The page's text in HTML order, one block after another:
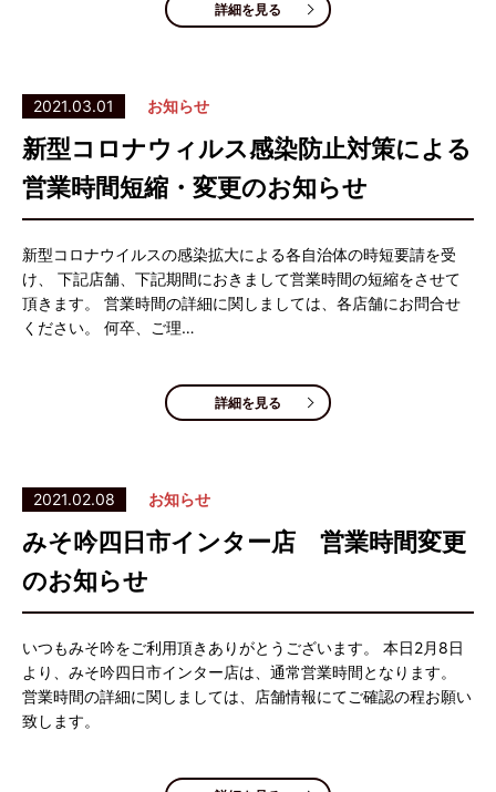
詳細を見る
2021.03.01 お知らせ
新型コロナウィルス感染防止対策による
営業時間短縮・変更のお知らせ
新型コロナウイルスの感染拡大による各自治体の時短要請を受
け、 下記店舗、下記期間におきまして営業時間の短縮をさせて
頂きます。 営業時間の詳細に関しましては、各店舗にお問合せ
ください。 何卒、ご理…
詳細を見る
2021.02.08 お知らせ
みそ吟四日市インター店 営業時間変更
のお知らせ
いつもみそ吟をご利用頂きありがとうございます。 本日2月8日
より、みそ吟四日市インター店は、通常営業時間となります。
営業時間の詳細に関しましては、店舗情報にてご確認の程お願い
致します。